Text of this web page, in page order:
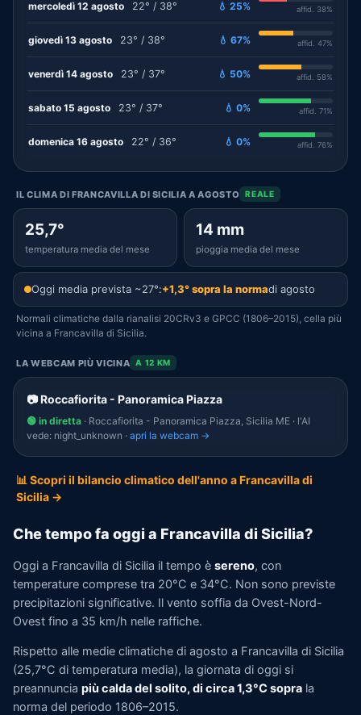
mercoledì 12 agosto 22° / 38° 💧 25% affid. 38%
giovedì 13 agosto 23° / 38° 💧 67% affid. 47%
venerdì 14 agosto 23° / 37° 💧 50% affid. 58%
sabato 15 agosto 23° / 37° 💧 0% affid. 71%
domenica 16 agosto 22° / 36° 💧 0% affid. 76%
IL CLIMA DI FRANCAVILLA DI SICILIA A AGOSTO REALE
25,7°
temperatura media del mese
14 mm
pioggia media del mese
Oggi media prevista ~27°:+1,3° sopra la normadi agosto
Normali climatiche dalla rianalisi 20CRv3 e GPCC (1806–2015), cella più
vicina a Francavilla di Sicilia.
LA WEBCAM PIÙ VICINA A 12 KM
📷 Roccafiorita - Panoramica Piazza
🟢 in diretta · Roccafiorita - Panoramica Piazza, Sicilia ME · l'AI
vede: night_unknown · apri la webcam →
📊 Scopri il bilancio climatico dell'anno a Francavilla di
Sicilia →
Che tempo fa oggi a Francavilla di Sicilia?
Oggi a Francavilla di Sicilia il tempo è sereno, con
temperature comprese tra 20°C e 34°C. Non sono previste
precipitazioni significative. Il vento soffia da Ovest-Nord-
Ovest fino a 35 km/h nelle raffiche.
Rispetto alle medie climatiche di agosto a Francavilla di Sicilia
(25,7°C di temperatura media), la giornata di oggi si
preannuncia più calda del solito, di circa 1,3°C sopra la
norma del periodo 1806–2015.